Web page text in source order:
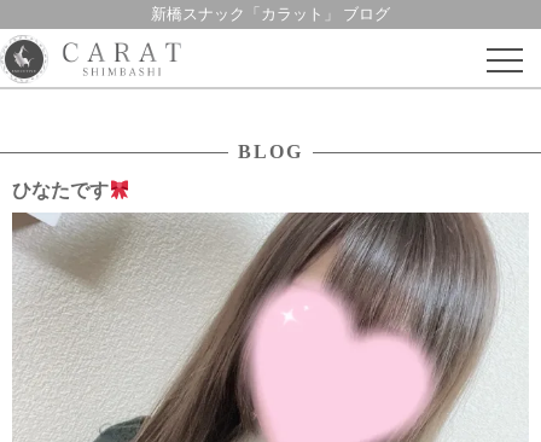
新橋スナック「カラット」 ブログ
Skip
BLOG
ひなたです